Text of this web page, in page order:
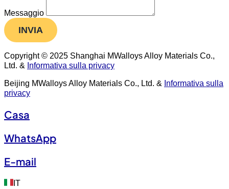
Messaggio
INVIA
Copyright © 2025 Shanghai MWalloys Alloy Materials Co.,
Ltd. & Informativa sulla privacy
Beijing MWalloys Alloy Materials Co., Ltd. & Informativa sulla
privacy
Casa
WhatsApp
E-mail
IT